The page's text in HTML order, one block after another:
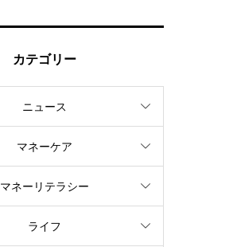
カテゴリー
ニュース
マネーケア
マネーリテラシー
ライフ